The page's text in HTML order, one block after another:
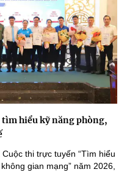
hiểu kỹ năng phòng,
thi trực tuyến “Tìm hiểu
gian mạng” năm 2026,